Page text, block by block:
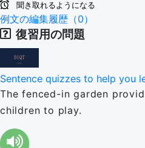
聞き取れるようになる
例文の編集履歴（0）
復習用の問題
Sentence quizzes to help you
The fenced-in garden
children to play.